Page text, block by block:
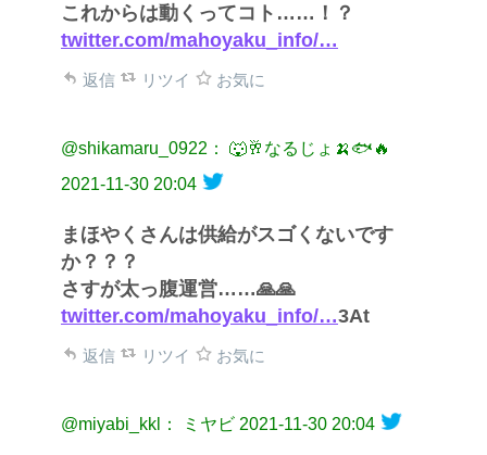
これからは動くってコト……！？
twitter.com/mahoyaku_info/…
返信 リツイ お気に
@shikamaru_0922： 🐺🥂なるじょ🍌🐟️🔥
2021-11-30 20:04
まほやくさんは供給がスゴくないです
か？？？
さすが太っ腹運営……🙏🙏
twitter.com/mahoyaku_info/…3At
返信 リツイ お気に
@miyabi_kkl： ミヤビ 2021-11-30 20:04